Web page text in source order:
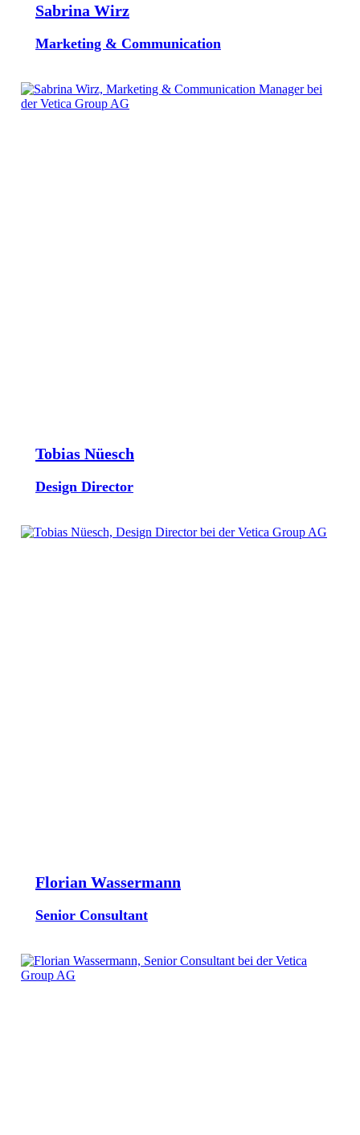
Sabrina Wirz
Marketing & Communication
Tobias Nüesch
Design Director
Florian Wassermann
Senior Consultant